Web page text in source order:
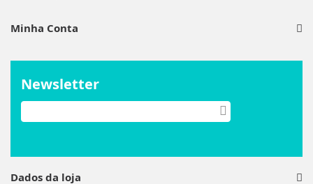
Minha Conta
Newsletter
Dados da loja